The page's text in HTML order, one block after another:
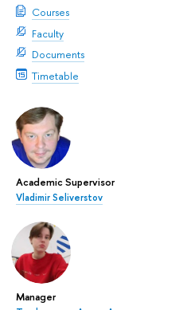
Courses
Faculty
Documents
Timetable
Academic Supervisor
Vladimir Seliverstov
Manager